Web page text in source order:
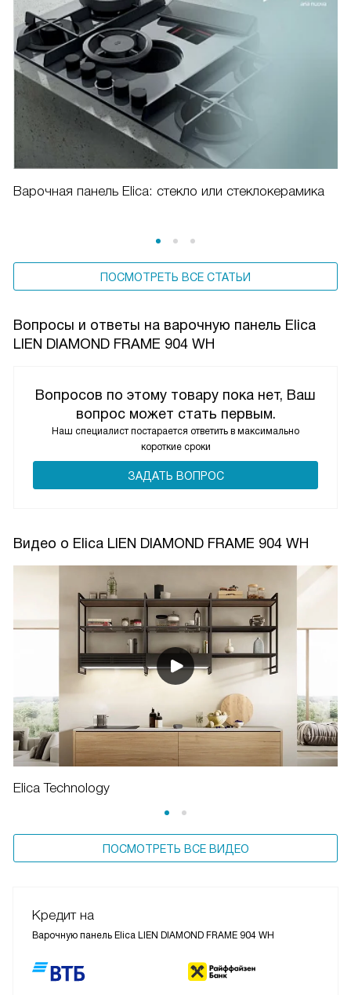
Варочная панель Elica: стекло или стеклокерамика
ПОСМОТРЕТЬ ВСЕ СТАТЬИ
Вопросы и ответы на варочную панель Elica
LIEN DIAMOND FRAME 904 WH
Вопросов по этому товару пока нет, Ваш
вопрос может стать первым.
Наш специалист постарается ответить в максимально
короткие сроки
ЗАДАТЬ ВОПРОС
Видео о Elica LIEN DIAMOND FRAME 904 WH
Elica Technology
ПОСМОТРЕТЬ ВСЕ ВИДЕО
Кредит на
Варочную панель Elica LIEN DIAMOND FRAME 904 WH